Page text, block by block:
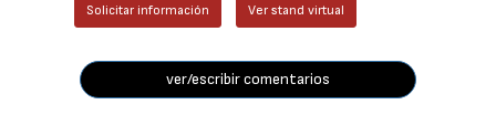
Solicitar información Ver stand virtual
ver/escribir comentarios